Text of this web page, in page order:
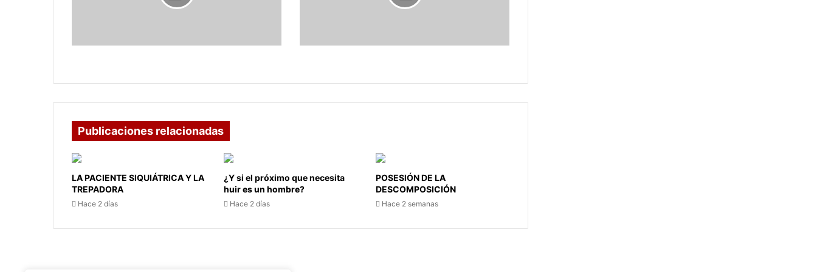
Publicaciones relacionadas
LA PACIENTE SIQUIÁTRICA Y LA
TREPADORA
Hace 2 días
¿Y si el próximo que necesita
huir es un hombre?
Hace 2 días
POSESIÓN DE LA
DESCOMPOSICIÓN
Hace 2 semanas